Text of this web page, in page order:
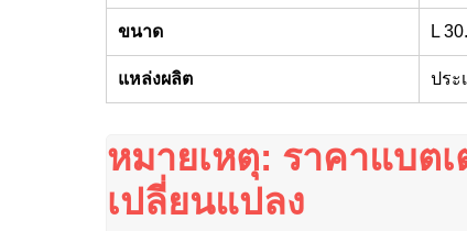
ขนาด L
แหล่งผลิต ประ
หมายเหตุ: ราคาแบต
เปลี่ยนแปลง